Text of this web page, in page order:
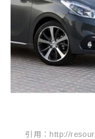
引用：http://